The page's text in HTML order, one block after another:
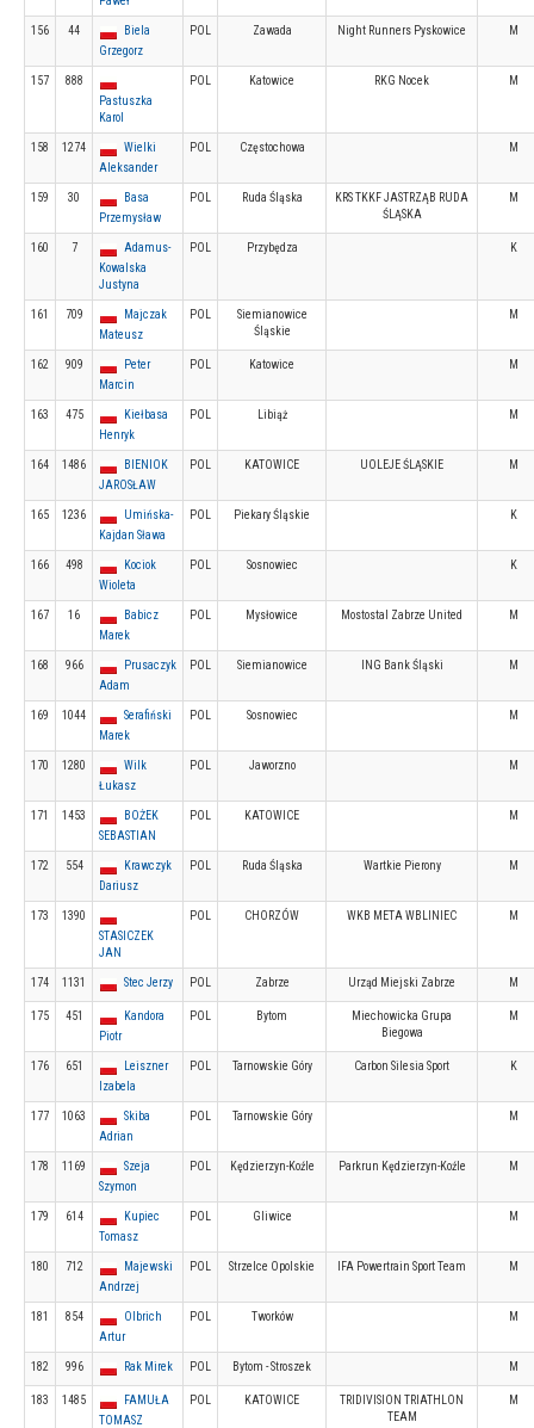
156 44
Biela
Grzegorz
POL Zawada Night Runners Pyskowice M
157
888
Pastuszka
Karol
POL Katowice RKG Nocek M
158 1274
Wielki
Aleksander
POL Częstochowa M
159 30
Basa
Przemysław
POL Ruda Śląska
KRS TKKF JASTRZĄB RUDA
ŚLĄSKA
M
160 7
Adamus-
Kowalska
Justyna
POL Przybędza K
161 709
Majczak
Mateusz
POL
Siemianowice
Śląskie
M
162 909
Peter
Marcin
POL Katowice M
163 475
Kiełbasa
Henryk
POL Libiąż M
164 1486
BIENIOK
JAROSŁAW
POL KATOWICE UOLEJE ŚLĄSKIE M
165 1236
Umińska-
Kajdan Sława
POL Piekary Śląskie K
166 498
Kociok
Wioleta
POL Sosnowiec K
167 16
Babicz
Marek
POL Mysłowice Mostostal Zabrze United M
168 966
Prusaczyk
Adam
POL Siemianowice ING Bank Śląski M
169 1044
Serafiński
Marek
POL Sosnowiec M
170 1280
Wilk
Łukasz
POL Jaworzno M
171 1453
BOŻEK
SEBASTIAN
POL KATOWICE M
172 554
Krawczyk
Dariusz
POL Ruda Śląska Wartkie Pierony M
173
1390
STASICZEK
JAN
POL CHORZÓW WKB META WBLINIEC M
174 1131 Stec Jerzy POL Zabrze Urząd Miejski Zabrze M
175 451
Kandora
Piotr
POL Bytom
Miechowicka Grupa
Biegowa
M
176 651
Leiszner
Izabela
POL Tarnowskie Góry Carbon Silesia Sport K
177 1063
Skiba
Adrian
POL Tarnowskie Góry M
178 1169
Szeja
Szymon
POL Kędzierzyn-Koźle Parkrun Kędzierzyn-Koźle M
179 614
Kupiec
Tomasz
POL Gliwice M
180 712
Majewski
Andrzej
POL Strzelce Opolskie IFA Powertrain Sport Team M
181 854
Olbrich
Artur
POL Tworków M
182 996 Rak Mirek POL Bytom - Stroszek M
183 1485
FAMUŁA
TOMASZ
POL KATOWICE
TRIDIVISION TRIATHLON
TEAM
M